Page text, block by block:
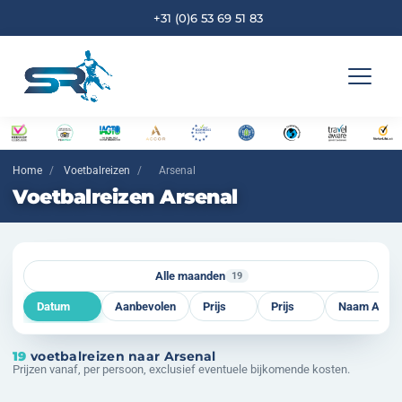
+31 (0)6 53 69 51 83
Home / Voetbalreizen / Arsenal
Voetbalreizen Arsenal
Alle maanden 19
Datum Aanbevolen Prijs Prijs Naam A-Z
19 voetbalreizen naar Arsenal
Prijzen vanaf, per persoon, exclusief eventuele bijkomende kosten.